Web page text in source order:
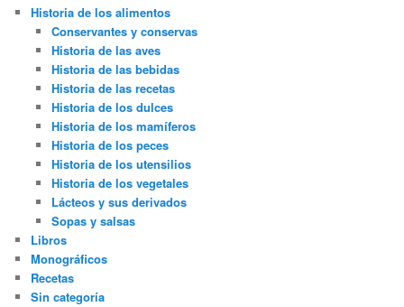
Historia de los alimentos
Conservantes y conservas
Historia de las aves
Historia de las bebidas
Historia de las recetas
Historia de los dulces
Historia de los mamíferos
Historia de los peces
Historia de los utensilios
Historia de los vegetales
Lácteos y sus derivados
Sopas y salsas
Libros
Monográficos
Recetas
Sin categoría